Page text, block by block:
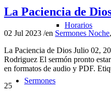
Horarios
Sermones
La Paciencia de
02 Jul 2023 /en Sermones Noche,
La Paciencia de Dios Julio 02,
Rodriguez El sermón pronto
en formatos de audio y PDF.
25